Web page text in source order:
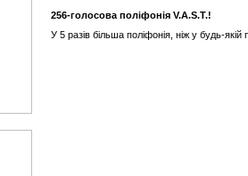
256-голосова поліфонія V.A.S.T.!
У 5 разів більша поліфонія, ніж у будь-якій